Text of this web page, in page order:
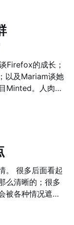
人Mariam，
]的
性创业者的性格
招人的时候，
于How are you
来的问题，对于
去自己做过什
Firefox的成长；
以及Mariam谈她
Minted。人肉了
，在当时IE一
带给了他们非对
成员不会变成
。 2. 他们
York Times
起
么清晰的；很多
被各种情况遮